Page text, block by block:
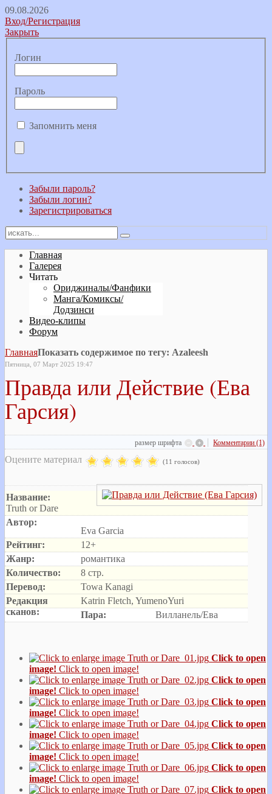
09.08.2026
Вход/Регистрация
Закрыть
Логин
Пароль
Запомнить меня
Забыли пароль?
Забыли логин?
Зарегистрироваться
Главная
Галерея
Читать
Ориджиналы/Фанфики
Манга/Комиксы/
Додзинси
Видео-клипы
Форум
ГлавнаяПоказать содержимое по тегу: Azaleesh
Пятница, 07 Март 2025 19:47
Правда или Действие (Ева
Гарсия)
размер шрифта Комментарии (1)
Оцените материал (11 голосов)
Название:
Truth or Dare
Автор:
Eva Garcia
Рейтинг:
12+
Жанр:
романтика
Количество:
8 стр.
Перевод:
Towa Kanagi
Редакция
сканов:
Katrin Fletch, YumenoYuri
Пара:
Вилланель/Ева
Click to open
image! Click to open image!
Click to open
image! Click to open image!
Click to open
image! Click to open image!
Click to open
image! Click to open image!
Click to open
image! Click to open image!
Click to open
image! Click to open image!
Click to open